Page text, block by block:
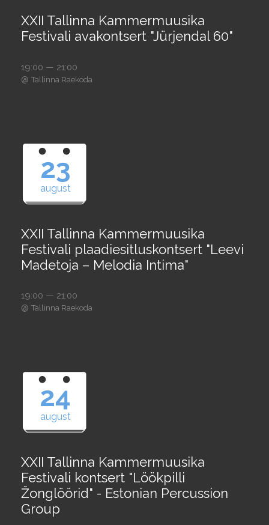
XXII Tallinna Kammermuusika
Festivali avakontsert "Jürjendal 60"
19:00 — 21:00
@ Tallinna Raekoda
23
august
XXII Tallinna Kammermuusika
Festivali plaadiesitluskontsert "Leevi
Madetoja – Melodia Intima"
19:00 — 21:00
@ Tallinna Raekoda
24
august
XXII Tallinna Kammermuusika
Festivali kontsert "Löökpilli
Žonglöörid" - Estonian Percussion
Group